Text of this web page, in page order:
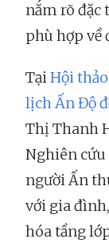
nắm rõ đặc
phù hợp về
TạiHội
lịch Ấn Độ
Thị Thanh
Nghiên
người Ấn
với gia
hóa tầng